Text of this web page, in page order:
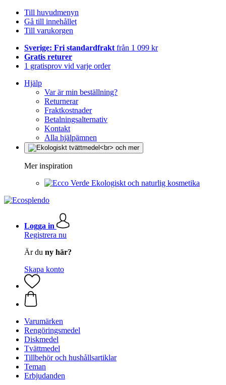
Till huvudmenyn
Gå till innehållet
Till varukorgen
Sverige: Fri standardfrakt från 1 099 kr
Gratis returer
1 gratisprov vid varje order
Hjälp
Var är min beställning?
Returnerar
Fraktkostnader
Betalningsalternativ
Kontakt
Alla hjälpämnen
Mer inspiration
Ekologiskt och naturlig kosmetika
Logga in
Registrera nu
Är du ny här?
Skapa konto
Varumärken
Rengöringsmedel
Diskmedel
Tvättmedel
Tillbehör och hushållsartiklar
Teman
Erbjudanden